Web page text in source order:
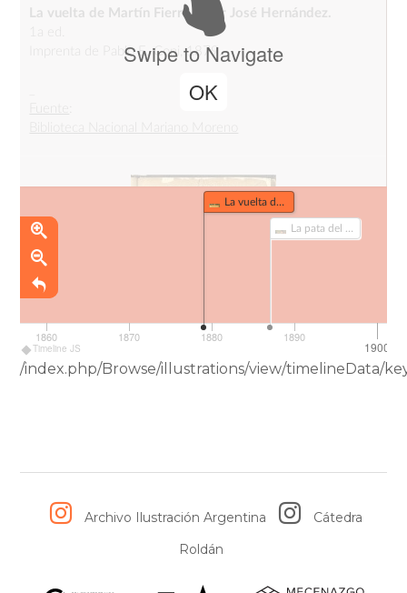
La vuelta de Martín Fierro / por José Hernández.
Imprenta de Pablo E. Coni, 1879.
Swipe to Navigate
OK
Timeline JS
La vuelta de Martín Fierro (252)
1900
1860 1870 1880 1890
/index.php/Browse/illustrations/view/timelineData/
Archivo Ilustración Argentina
Cátedra
Roldán